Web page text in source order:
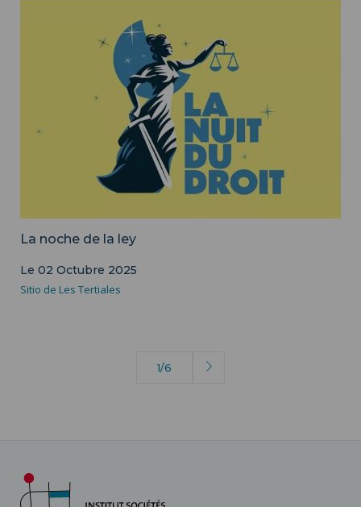
Image d'illustration - Service communication ISH
La noche de la ley
Le 02 Octubre 2025
Sitio de Les Tertiales
1/6 Siguiente